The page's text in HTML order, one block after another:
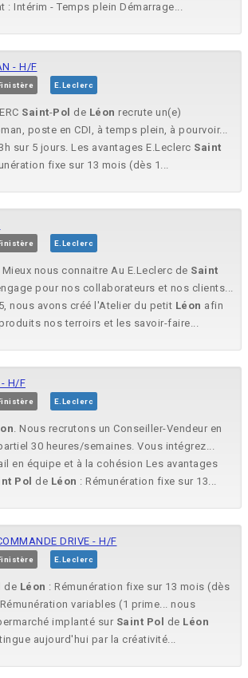
: Intérim - Temps plein Démarrage...
- H/F
E.Leclerc
Saint-Pol de Léon recrute un(e)
poste en CDI, à temps plein, à pourvoir...
sur 5 jours. Les avantages E.Leclerc Saint
fixe sur 13 mois (dès 1...
E.Leclerc
nous connaitre Au E.Leclerc de Saint
pour nos collaborateurs et nos clients...
nous avons créé l'Atelier du petit Léon afin
nos terroirs et les savoir-faire...
H/F
E.Leclerc
. Nous recrutons un Conseiller-Vendeur en
30 heures/semaines. Vous intégrez...
en équipe et à la cohésion Les avantages
Pol de Léon : Rémunération fixe sur 13...
DRIVE - H/F
E.Leclerc
de Léon : Rémunération fixe sur 13 mois (dès
variables (1 prime... nous
implanté sur Saint Pol de Léon
aujourd'hui par la créativité...